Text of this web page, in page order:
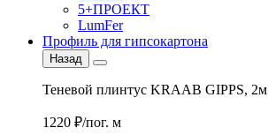
5+ПРОЕКТ
LumFer
Профиль для гипсокартона
Назад
Теневой плинтус KRAAB GIPPS, 2м
1220 ₽/пог. м